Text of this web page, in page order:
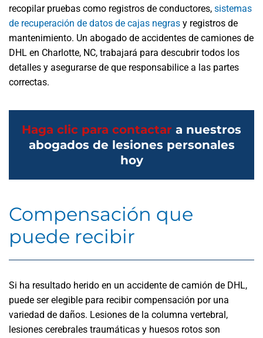
recopilar pruebas como registros de conductores, sistemas
de recuperación de datos de cajas negras y registros de
mantenimiento. Un abogado de accidentes de camiones de
DHL en Charlotte, NC, trabajará para descubrir todos los
detalles y asegurarse de que responsabilice a las partes
correctas.
Haga clic para contactar a nuestros
abogados de lesiones personales
hoy
Compensación que
puede recibir
Si ha resultado herido en un accidente de camión de DHL,
puede ser elegible para recibir compensación por una
variedad de daños. Lesiones de la columna vertebral,
lesiones cerebrales traumáticas y huesos rotos son